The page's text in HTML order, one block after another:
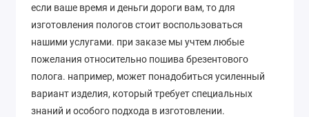
если ваше время и деньги дороги вам, то для
изготовления пологов стоит воспользоваться
нашими услугами. при заказе мы учтем любые
пожелания относительно пошива брезентового
полога. например, может понадобиться усиленный
вариант изделия, который требует специальных
знаний и особого подхода в изготовлении.